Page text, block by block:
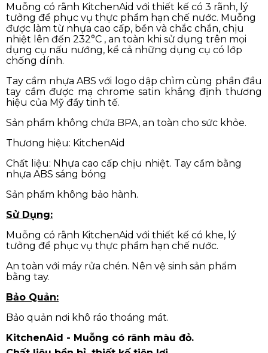
Muỗng có rãnh KitchenAid với thiết kế có 3 rãnh, lý
tưởng để phục vụ thực phẩm hạn chế nước. Muỗng
được làm từ nhựa cao cấp, bền và chắc chắn, chịu
nhiệt lên đến 232°C , an toàn khi sử dụng trên mọi
dụng cụ nấu nướng, kể cả những dụng cụ có lớp
chống dính.
Tay cầm nhựa ABS với logo dập chìm cùng phần đầu
tay cầm được mạ chrome satin khẳng định thương
hiệu của Mỹ đầy tinh tế.
Sản phẩm không chứa BPA, an toàn cho sức khỏe.
Thương hiệu: KitchenAid
Chất liệu: Nhựa cao cấp chịu nhiệt. Tay cầm bằng
nhựa ABS sáng bóng
Sản phẩm không bảo hành.
Sử Dụng:
Muỗng có rãnh KitchenAid với thiết kế có khe, lý
tưởng để phục vụ thực phẩm hạn chế nước.
An toàn với máy rửa chén. Nên vệ sinh sản phẩm
bằng tay.
Bảo Quản:
Bảo quản nơi khô ráo thoáng mát.
KitchenAid - Muỗng có rãnh màu đỏ.